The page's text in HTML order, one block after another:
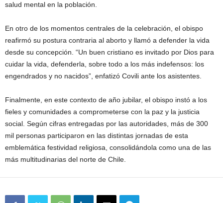
salud mental en la población.
En otro de los momentos centrales de la celebración, el obispo
reafirmó su postura contraria al aborto y llamó a defender la vida
desde su concepción. “Un buen cristiano es invitado por Dios para
cuidar la vida, defenderla, sobre todo a los más indefensos: los
engendrados y no nacidos”, enfatizó Covili ante los asistentes.
Finalmente, en este contexto de año jubilar, el obispo instó a los
fieles y comunidades a comprometerse con la paz y la justicia
social. Según cifras entregadas por las autoridades, más de 300
mil personas participaron en las distintas jornadas de esta
emblemática festividad religiosa, consolidándola como una de las
más multitudinarias del norte de Chile.